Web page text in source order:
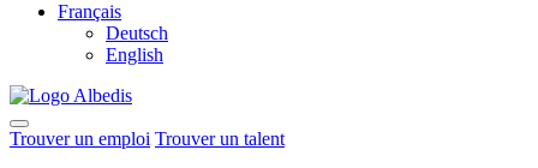
Français
Deutsch
English
Trouver un emploi Trouver un talent